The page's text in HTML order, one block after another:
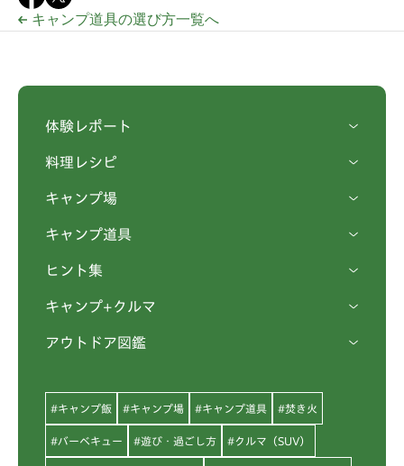
キャンプ道具の選び方一覧へ
体験レポート
料理レシピ
キャンプ場
キャンプ道具
ヒント集
キャンプ+クルマ
アウトドア図鑑
#キャンプ飯 #キャンプ場 #キャンプ道具 #焚き火
#バーベキュー #遊び・過ごし方 #クルマ（SUV）